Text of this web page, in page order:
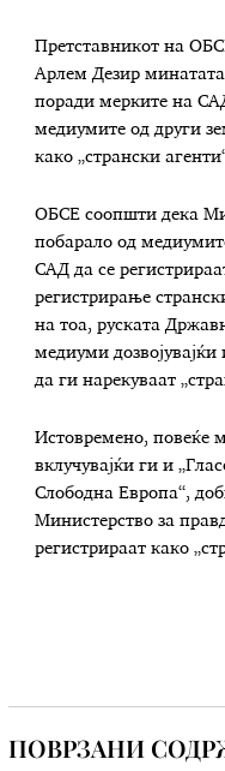
Претставникот на
Арлем Дезир минатата
поради мерките на
медиумите од други
како „странски
ОБСЕ соопшти дека
побарало од
САД да се
регистрирање
на тоа, руската
медиуми
да ги нарекуваат
Истовремено, повеќе
вклучувајќи ги и
Слободна Европа“,
Министерство за
регистрираат како
ПОВРЗАНИ